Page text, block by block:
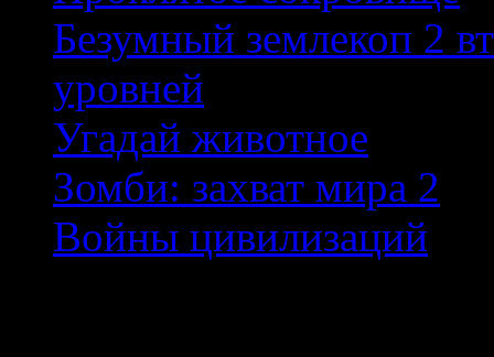
Безумный землекоп 2
уровней
Угадай животное
Зомби: захват мира 2
Войны цивилизаций